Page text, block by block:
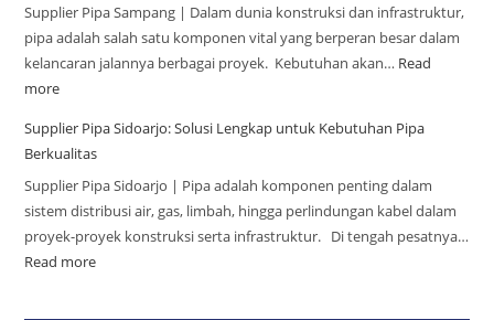
Supplier Pipa Sampang | Dalam dunia konstruksi dan infrastruktur,
pipa adalah salah satu komponen vital yang berperan besar dalam
kelancaran jalannya berbagai proyek. Kebutuhan akan… Read
more
Supplier Pipa Sidoarjo: Solusi Lengkap untuk Kebutuhan Pipa
Berkualitas
Supplier Pipa Sidoarjo | Pipa adalah komponen penting dalam
sistem distribusi air, gas, limbah, hingga perlindungan kabel dalam
proyek-proyek konstruksi serta infrastruktur. Di tengah pesatnya…
Read more